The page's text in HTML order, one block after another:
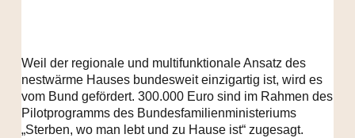
Weil der regionale und multifunktionale Ansatz des
nestwärme Hauses bundesweit einzigartig ist, wird es
vom Bund gefördert. 300.000 Euro sind im Rahmen des
Pilotprogramms des Bundesfamilienministeriums
„Sterben, wo man lebt und zu Hause ist“ zugesagt.